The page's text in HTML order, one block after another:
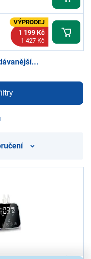
to nejlepší.
VÝPRODEJ
1 199 Kč
1 427 Kč